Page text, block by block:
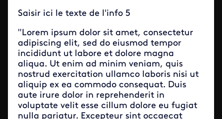
Saisir ici le texte de l'info 5
"Lorem ipsum dolor sit amet, consectetur
adipiscing elit, sed do eiusmod tempor
incididunt ut labore et dolore magna
aliqua. Ut enim ad minim veniam, quis
nostrud exercitation ullamco laboris nisi ut
aliquip ex ea commodo consequat. Duis
aute irure dolor in reprehenderit in
voluptate velit esse cillum dolore eu fugiat
nulla pariatur. Excepteur sint occaecat